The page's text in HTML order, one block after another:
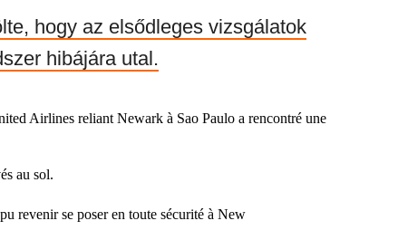
hogy az elsődleges vizsgálatok
hibájára utal.
Airlines reliant Newark à Sao Paulo a rencontré une
au sol.
revenir se poser en toute sécurité à New